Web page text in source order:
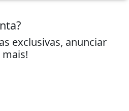
exclusivas, anunciar